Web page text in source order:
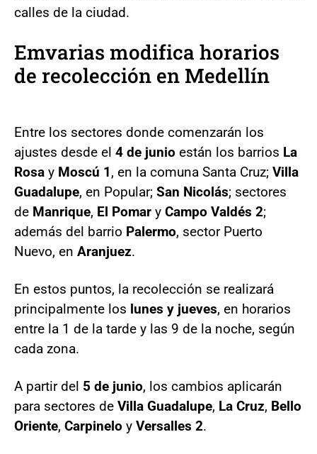
calles de la ciudad.
Emvarias modifica horarios
de recolección en Medellín
Entre los sectores donde comenzarán los
ajustes desde el 4 de junio están los barrios La
Rosa y Moscú 1, en la comuna Santa Cruz; Villa
Guadalupe, en Popular; San Nicolás; sectores
de Manrique, El Pomar y Campo Valdés 2;
además del barrio Palermo, sector Puerto
Nuevo, en Aranjuez.
En estos puntos, la recolección se realizará
principalmente los lunes y jueves, en horarios
entre la 1 de la tarde y las 9 de la noche, según
cada zona.
A partir del 5 de junio, los cambios aplicarán
para sectores de Villa Guadalupe, La Cruz, Bello
Oriente, Carpinelo y Versalles 2.